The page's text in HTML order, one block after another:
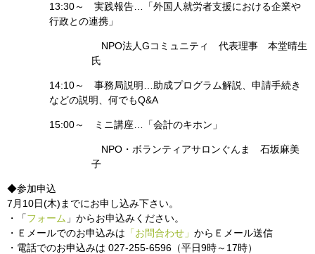
13:30～ 実践報告…「外国人就労者支援における企業や
行政との連携」
NPO法人Gコミュニティ 代表理事 本堂晴生
氏
14:10～ 事務局説明…助成プログラム解説、申請手続き
などの説明、何でもQ&A
15:00～ ミニ講座…「会計のキホン」
NPO・ボランティアサロンぐんま 石坂麻美
子
◆参加申込
7月10日(木)までにお申し込み下さい。
・「フォーム 」からお申込みください。
・Ｅメールでのお申込みは 「お問合わせ」 からＥメール送信
・電話でのお申込みは 027-255-6596（平日9時～17時）